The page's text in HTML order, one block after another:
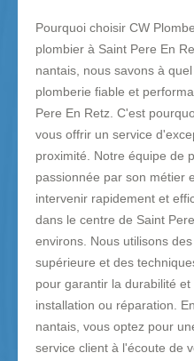
Pourquoi choisir CW
plombier à Saint Pere En
nantais, nous savons à
plomberie fiable et
Pere En Retz. C'est
vous offrir un service
proximité. Notre équipe de
passionnée par son métier
intervenir rapidement et
dans le centre de Saint
environs. Nous utilisons
supérieure et des
pour garantir la durabilité
installation ou réparation.
nantais, vous optez pour
service client à l'écoute de